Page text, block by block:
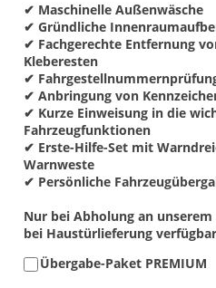
✔ Maschinelle Außenwäsche
✔ Gründliche
✔ Fachgerechte Entfernung
Kleberesten
✔
✔ Anbringung von
✔ Kurze Einweisung in die
Fahrzeugfunktionen
✔ Erste-Hilfe-Set mit
Warnweste
✔ Persönliche
Nur bei Abholung an
bei Haustürlieferung
Übergabe-Paket PREMIUM